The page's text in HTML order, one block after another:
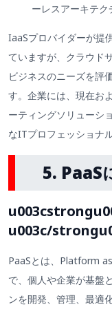
ーレスアーキテク
IaaSプロバイダーが提
ていますが、クラウド
ビジネスのニーズを評
す。企業には、現在お
ーティングソリューシ
なITプロフェッショナ
5. PaaS
u003c/
PaaSとは、Platform
で、個人や企業が基盤
ンを開発、管理、最適